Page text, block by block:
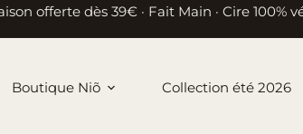
offerte dès 39€ · Fait Main · Cire 100%
Boutique Niõ Collection été 2026